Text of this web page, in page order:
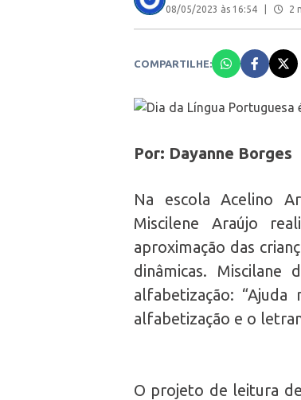
08/05/2023 às 16:54 2
COMPARTILHE:
Por: Dayanne Borges
Na escola Acelino
Miscilene Araújo
aproximação das
dinâmicas.
alfabetização:
alfabetização e o
O projeto de leitura